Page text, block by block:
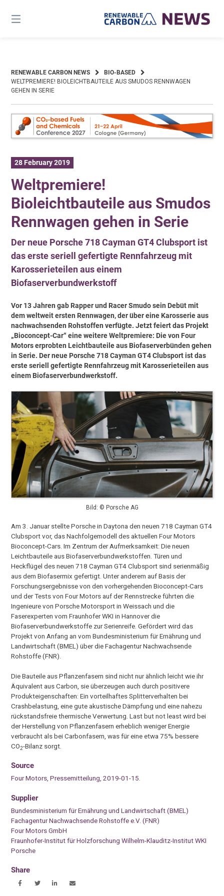
content
RENEWABLE CARBON NEWS
BIO-BASED
WELTPREMIERE! BIOLEICHTBAUTEILE AUS SMUDOS RENNWAGEN
GEHEN IN SERIE
28 February 2019
Weltpremiere!
Bioleichtbauteile aus Smudos
Rennwagen gehen in Serie
Der neue Porsche 718 Cayman GT4 Clubsport ist
das erste seriell gefertigte Rennfahrzeug mit
Karosserieteilen aus einem
Biofaserverbundwerkstoff
Vor 13 Jahren gab Rapper und Racer Smudo sein Debüt mit
dem weltweit ersten Rennwagen, der über eine Karosserie aus
nachwachsenden Rohstoffen verfügte. Jetzt feiert das Projekt
„Bioconcept-Car“ eine weitere Weltpremiere: Die von Four
Motors erprobten Leichtbauteile aus Biofaserverbünden gehen
in Serie. Der neue Porsche 718 Cayman GT4 Clubsport ist das
erste seriell gefertigte Rennfahrzeug mit Karosserieteilen aus
einem Biofaserverbundwerkstoff.
Bild: © Porsche AG
Am 3. Januar stellte Porsche in Daytona den neuen 718 Cayman GT4
Clubsport vor, das Nachfolgemodell des aktuellen Four Motors
Bioconcept-Cars. Im Zentrum der Aufmerksamkeit: Die neuen
Leichtbauteile aus Biofaserverbundwerkstoffen. Türen und
Heckflügel des neuen 718 Cayman GT4 Clubsport sind serienmäßig
aus dem Biofasermix gefertigt. Unter anderem auf Basis der
Forschungsergebnisse von den vorhergehenden Bioconcept-Cars
und der Tests von Four Motors auf der Rennstrecke führten die
Ingenieure von Porsche Motorsport in Weissach und die
Faserexperten vom Fraunhofer WKI in Hannover die
Biofaserverbundwerkstoffe zur Serienreife. Gefördert wird das
Projekt von Anfang an vom Bundesministerium für Ernährung und
Landwirtschaft (BMEL) über die Fachagentur Nachwachsende
Rohstoffe (FNR).
Die Bauteile aus Pflanzenfasern sind nicht nur ähnlich leicht wie ihr
Äquivalent aus Carbon, sie überzeugen auch durch positivere
Produkteigenschaften: Ein vorteilhaftes Splitterverhalten bei
Crashbelastung, eine gute akustische Dämpfung und eine nahezu
rückstandsfreie thermische Verwertung. Last but not least wird bei
der Herstellung von Pflanzenfasern erheblich weniger Energie
verbraucht als bei Carbonfasern, was für eine etwa 75% bessere
CO2-Bilanz sorgt.
Source
Four Motors, Pressemitteilung, 2019-01-15.
Supplier
Bundesministerium für Ernährung und Landwirtschaft (BMEL)
Fachagentur Nachwachsende Rohstoffe e.V. (FNR)
Four Motors GmbH
Fraunhofer-Institut für Holzforschung Wilhelm-Klauditz-Institut WKI
Porsche
Share